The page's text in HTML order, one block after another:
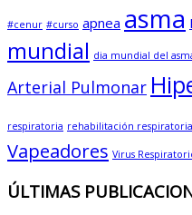
#cenur #curso apnea asma
mundial dia mundial del
Arterial Pulmonar
respiratoria rehabilitación respiratoria
Vapeadores Virus
ÚLTIMAS